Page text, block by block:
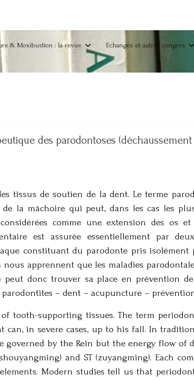
& Moxibustion : la revue Echanges et autres congrès
des parodontoses
tissus de soutien de la dent. Le terme
la mâchoire qui peut, dans les cas les
comme une extension des os
est assurée essentiellement par
constituant du parodonte pris
nous apprennent que les maladies
peut donc trouver sa place en prévention de
– dent – acupuncture –
tooth-supporting tissues. The term
in severe cases, up to his fall. In
governed by the Rein but the energy flow
and ST (zuyangming). Each
Modern studies tell us that